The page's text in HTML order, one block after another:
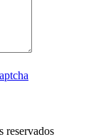
reservados